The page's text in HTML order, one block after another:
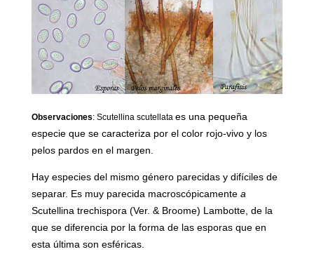
Observaciones: Scutellina scutellata es una pequeña
especie que se caracteriza por el color rojo-vivo y los
pelos pardos en el margen.
Hay especies del mismo género parecidas y difíciles de
separar. Es muy parecida macroscópicamente a
Scutellina trechispora (Ver. & Broome) Lambotte, de la
que se diferencia por la forma de las esporas que en
esta última son esféricas.